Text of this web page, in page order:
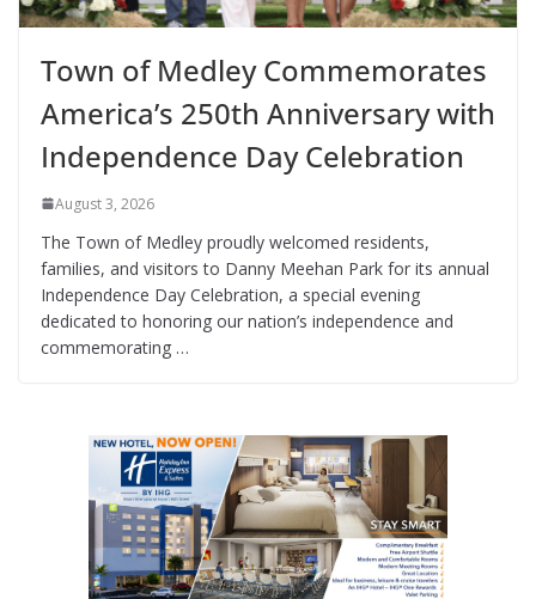
Town of Medley Commemorates
America’s 250th Anniversary with
Independence Day Celebration
August 3, 2026
The Town of Medley proudly welcomed residents,
families, and visitors to Danny Meehan Park for its annual
Independence Day Celebration, a special evening
dedicated to honoring our nation’s independence and
commemorating …